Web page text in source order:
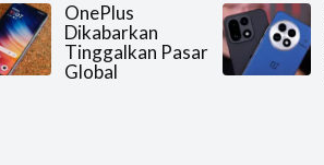
OnePlus
Dikabarkan
Tinggalkan Pasar
Global